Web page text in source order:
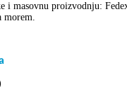
i masovnu proizvodnju: